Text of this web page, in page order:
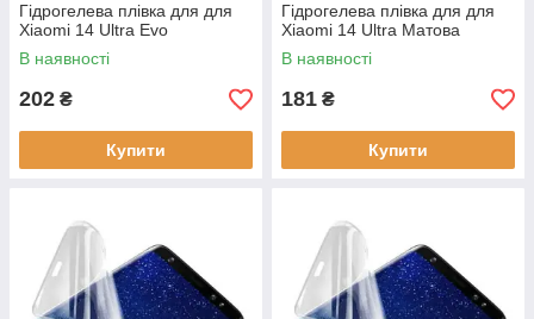
Гідрогелева плівка для для
Xiaomi 14 Ultra Evo
В наявності
202 ₴
Купити
Гідрогелева плівка для для
Xiaomi 14 Ultra Матова
В наявності
181 ₴
Купити